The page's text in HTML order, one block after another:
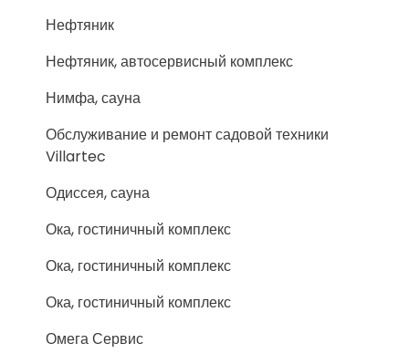
Нефтяник
Нефтяник, автосервисный комплекс
Нимфа, сауна
Обслуживание и ремонт садовой техники
Villartec
Одиссея, сауна
Ока, гостиничный комплекс
Ока, гостиничный комплекс
Ока, гостиничный комплекс
Омега Сервис